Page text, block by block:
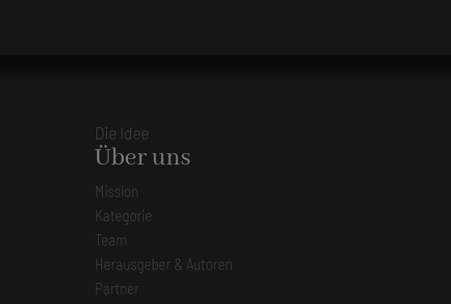
Die Idee
Über uns
Mission
Kategorie
Team
Herausgeber & Autoren
Partner